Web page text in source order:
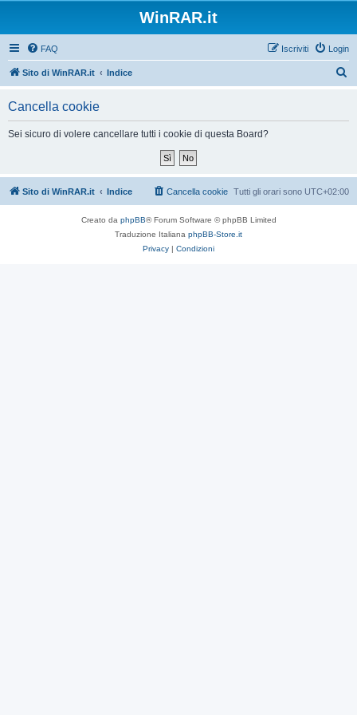
WinRAR.it
FAQ Login
Iscriviti
Sito di WinRAR.it Indice
Cancella cookie
Sei sicuro di volere cancellare tutti i cookie di questa Board?
Sito di WinRAR.it Indice Tutti gli orari sono UTC+02:00
Cancella cookie
Creato da phpBB® Forum Software © phpBB Limited
Traduzione Italiana phpBB-Store.it
Privacy | Condizioni